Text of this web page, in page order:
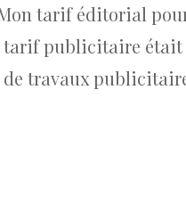
tarif éditorial
publicitaire était
de travaux